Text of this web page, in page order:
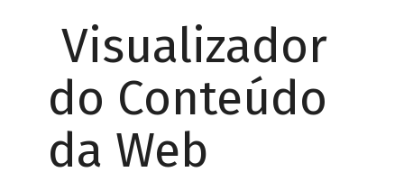
Visualizador
do Conteúdo
da Web